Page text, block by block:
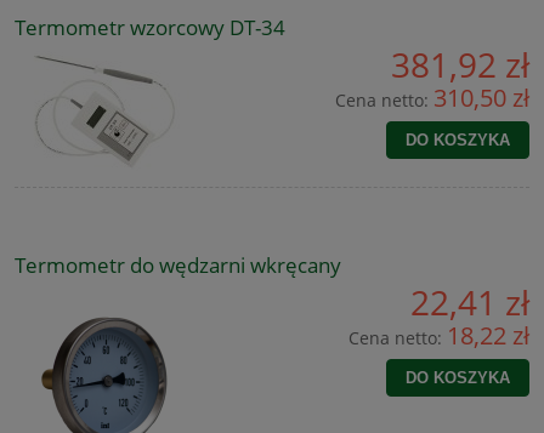
Termometr wzorcowy DT-34
381,92 zł
Cena netto: 310,50 zł
DO KOSZYKA
Termometr do wędzarni wkręcany
22,41 zł
Cena netto: 18,22 zł
DO KOSZYKA